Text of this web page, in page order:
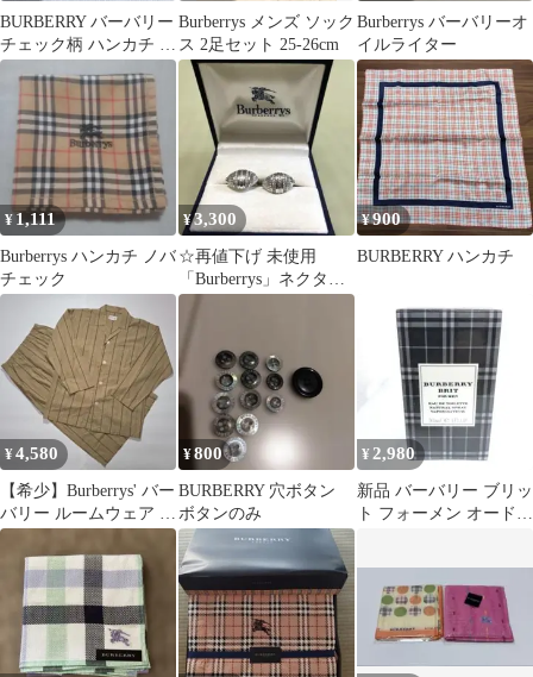
BURBERRY バーバリー
チェック柄 ハンカチ 綿
100% 日本製
Burberrys メンズ ソック
ス 2足セット 25-26cm
Burberrys バーバリーオ
イルライター
¥1,111
Burberrys ハンカチ ノバ
チェック
¥3,300
☆再値下げ 未使用
「Burberrys」ネクタイ
ピン
¥900
BURBERRY ハンカチ
¥4,580
【希少】Burberrys' バー
バリー ルームウェア セ
ットアップ ホースロゴ
¥800
BURBERRY 穴ボタン
ボタンのみ
¥2,980
新品 バーバリー ブリッ
ト フォーメン オードト